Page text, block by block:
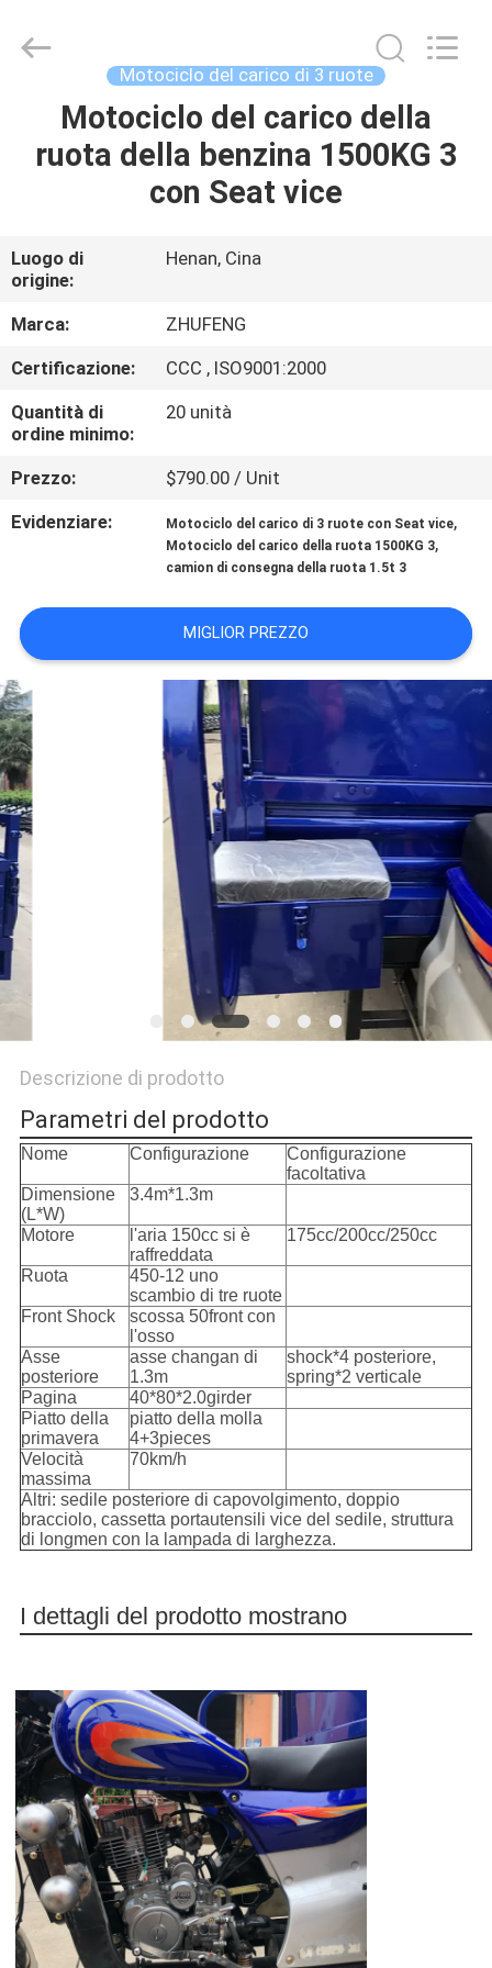
CASA
CIRCA
NOI
GIRO
DELLA
FABBRICA
CONTROLLO
CONTATTICI
NOTIZIE
RICHIEDA
UNA
CITAZIONE
MAPPA
DEL
SITO
PRIVACY
POLICY
Motorcycle
Motociclo del carico di 3 ruote
Motociclo del carico della
ruota della benzina 1500KG 3
con Seat vice
Luogo di
origine:
Henan, Cina
Marca:
ZHUFENG
Certificazione:
CCC , ISO9001:2000
Quantità di
ordine minimo:
20 unità
Prezzo:
$790.00 / Unit
Evidenziare:
Motociclo del carico di 3 ruote con Seat vice,
Motociclo del carico della ruota 1500KG 3,
camion di consegna della ruota 1.5t 3
MIGLIOR PREZZO
Descrizione di prodotto
Parametri del prodotto
Nome Configurazione
Configurazione
facoltativa
Dimensione
(L*W)
3.4m*1.3m
Motore
l'aria 150cc si è
raffreddata
175cc/200cc/250cc
Ruota
450-12 uno
scambio di tre ruote
Front Shock
scossa 50front con
l'osso
Asse
posteriore
asse changan di
1.3m
shock*4 posteriore,
spring*2 verticale
Pagina
40*80*2.0girder
Piatto della
primavera
piatto della molla
4+3pieces
Velocità
massima
70km/h
Altri: sedile posteriore di capovolgimento, doppio
bracciolo, cassetta portautensili vice del sedile, struttura
di longmen con la lampada di larghezza.
I dettagli del prodotto mostrano